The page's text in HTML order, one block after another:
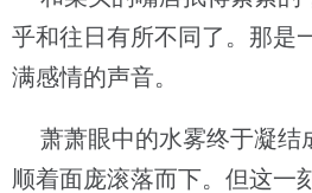
乎和往日有所不同了。那是
满感情的声音。
萧萧眼中的水雾终于凝结
顺着面庞滚落而下。但这一